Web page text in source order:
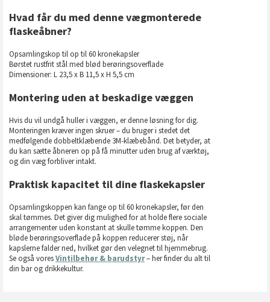
Hvad får du med denne vægmonterede
flaskeåbner?
Opsamlingskop til op til 60 kronekapsler
Børstet rustfrit stål med blød berøringsoverflade
Dimensioner: L 23,5 x B 11,5 x H 5,5 cm
Montering uden at beskadige væggen
Hvis du vil undgå huller i væggen, er denne løsning for dig.
Monteringen kræver ingen skruer – du bruger i stedet det
medfølgende dobbeltklæbende 3M-klæbebånd. Det betyder, at
du kan sætte åbneren op på få minutter uden brug af værktøj,
og din væg forbliver intakt.
Praktisk kapacitet til dine flaskekapsler
Opsamlingskoppen kan fange op til 60 kronekapsler, før den
skal tømmes. Det giver dig mulighed for at holde flere sociale
arrangementer uden konstant at skulle tømme koppen. Den
bløde berøringsoverflade på koppen reducerer støj, når
kapslerne falder ned, hvilket gør den velegnet til hjemmebrug.
Se også voresVintilbehør & barudstyr– her finder du alt til
din bar og drikkekultur.